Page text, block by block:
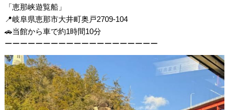
「恵那峡遊覧船」
📍岐阜県恵那市大井町奥戸2709-104
🚗当館から車で約1時間10分
ーーーーーーーーーーーーーーーーーーーー